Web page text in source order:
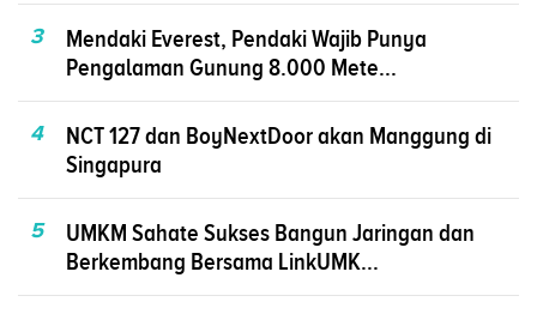
3
Mendaki Everest, Pendaki Wajib Punya
Pengalaman Gunung 8.000 Mete...
4
NCT 127 dan BoyNextDoor akan Manggung di
Singapura
5
UMKM Sahate Sukses Bangun Jaringan dan
Berkembang Bersama LinkUMK...